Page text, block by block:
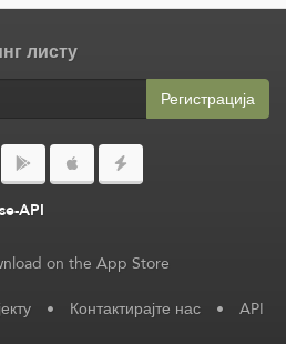
листу
Регистрација
API
• Контактирајте нас • API